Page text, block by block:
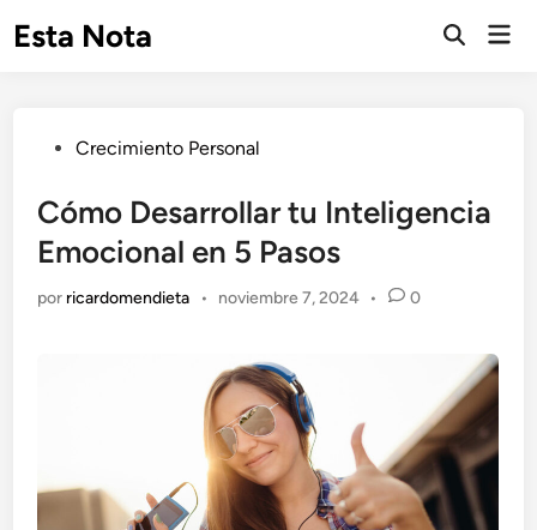
Esta Nota
Abrir
Publicado
Crecimiento Personal
Cómo Desarrollar tu Inteligencia
Emocional en 5 Pasos
por ricardomendieta • noviembre 7, 2024 • 0